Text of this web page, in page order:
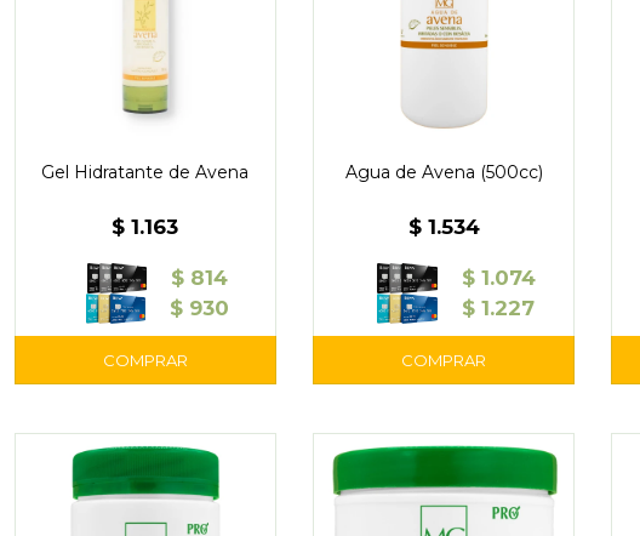
Gel Hidratante de Avena
$ 1.163
$ 814
$ 930
Agua de Avena (500cc)
$ 1.534
$ 1.074
$ 1.227